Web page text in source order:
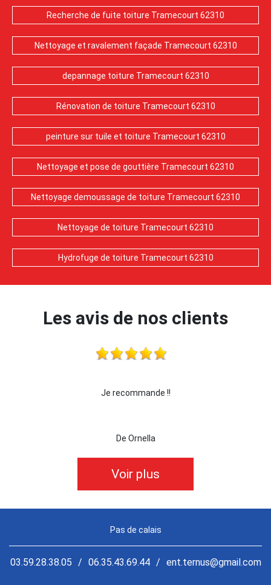
Recherche de fuite toiture Tramecourt 62310
Nettoyage et ravalement façade Tramecourt 62310
depannage toiture Tramecourt 62310
Rénovation de toiture Tramecourt 62310
peinture sur tuile et toiture Tramecourt 62310
Nettoyage et pose de gouttière Tramecourt 62310
Nettoyage demoussage de toiture Tramecourt 62310
Nettoyage de toiture Tramecourt 62310
Hydrofuge de toiture Tramecourt 62310
Les avis de nos clients
je recommande cette entreprise les yeux fermés !!!
De killian62
Voir plus
Pas de calais
03.59.28.38.05 / 06.35.43.69.44 / ent.ternus@gmail.com